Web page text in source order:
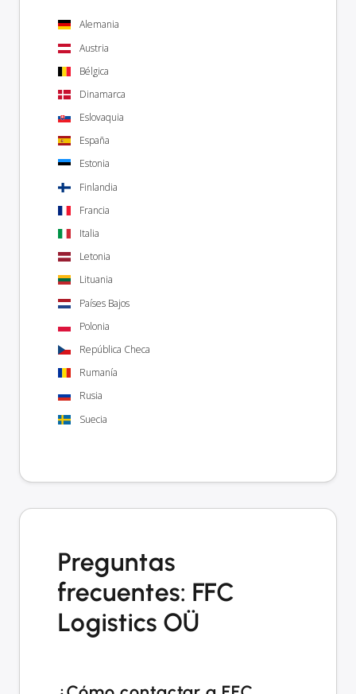
Alemania
Austria
Bélgica
Dinamarca
Eslovaquia
España
Estonia
Finlandia
Francia
Italia
Letonia
Lituania
Países Bajos
Polonia
República Checa
Rumanía
Rusia
Suecia
Preguntas
frecuentes: FFC
Logistics OÜ